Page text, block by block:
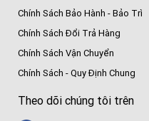
Chính Sách Bảo Hành - Bảo Trì
Chính Sách Đổi Trả Hàng
Chính Sách Vận Chuyển
Chính Sách - Quy Định Chung
Theo dõi chúng tôi trên